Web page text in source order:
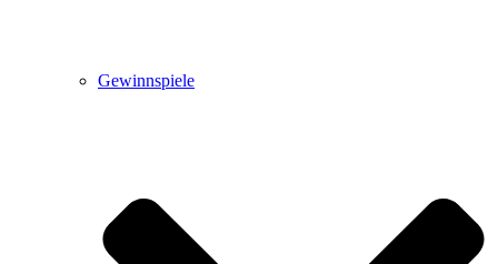
Gewinnspiele